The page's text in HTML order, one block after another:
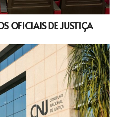
OFICIAIS DE JUSTIÇA